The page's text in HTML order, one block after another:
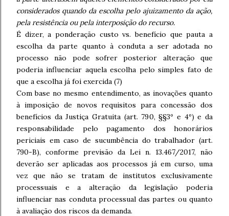
considerados quando da escolha pelo ajuizamento da ação,
pela resistência ou pela interposição do recurso.
É dizer, a ponderação custo vs. benefício que pauta a
escolha da parte quanto à conduta a ser adotada no
processo não pode sofrer posterior alteração que
poderia influenciar aquela escolha pelo simples fato de
que a escolha já foi exercida (7)
Com base no mesmo entendimento, as inovações quanto
à imposição de novos requisitos para concessão dos
benefícios da Justiça Gratuita (art. 790, §§3º e 4º) e da
responsabilidade pelo pagamento dos honorários
periciais em caso de sucumbência do trabalhador (art.
790-B), conforme previsão da Lei n. 13.467/2017, não
deverão ser aplicadas aos processos já em curso, uma
vez que não se tratam de institutos exclusivamente
processuais e a alteração da legislação poderia
influenciar nas conduta processual das partes ou quanto
à avaliação dos riscos da demanda.